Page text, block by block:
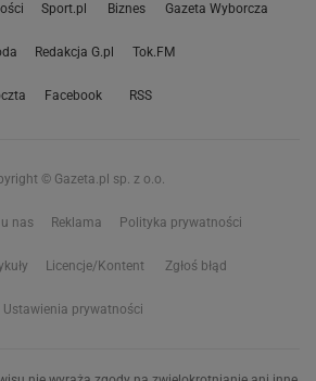
Sport.pl Biznes Gazeta Wyborcza
Redakcja G.pl Tok.FM
Facebook RSS
© Gazeta.pl sp. z o.o.
nas Reklama Polityka prywatności
Licencje/Kontent Zgłoś błąd
Ustawienia prywatności